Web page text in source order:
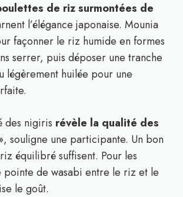
de riz surmontées de
l’élégance japonaise. Mounia
façonner le riz humide en formes
serrer, puis déposer une tranche
légèrement huilée pour une
des nigiris révèle la qualité des
souligne une participante. Un bon
équilibré suffisent. Pour les
pointe de wasabi entre le riz et le
le goût.